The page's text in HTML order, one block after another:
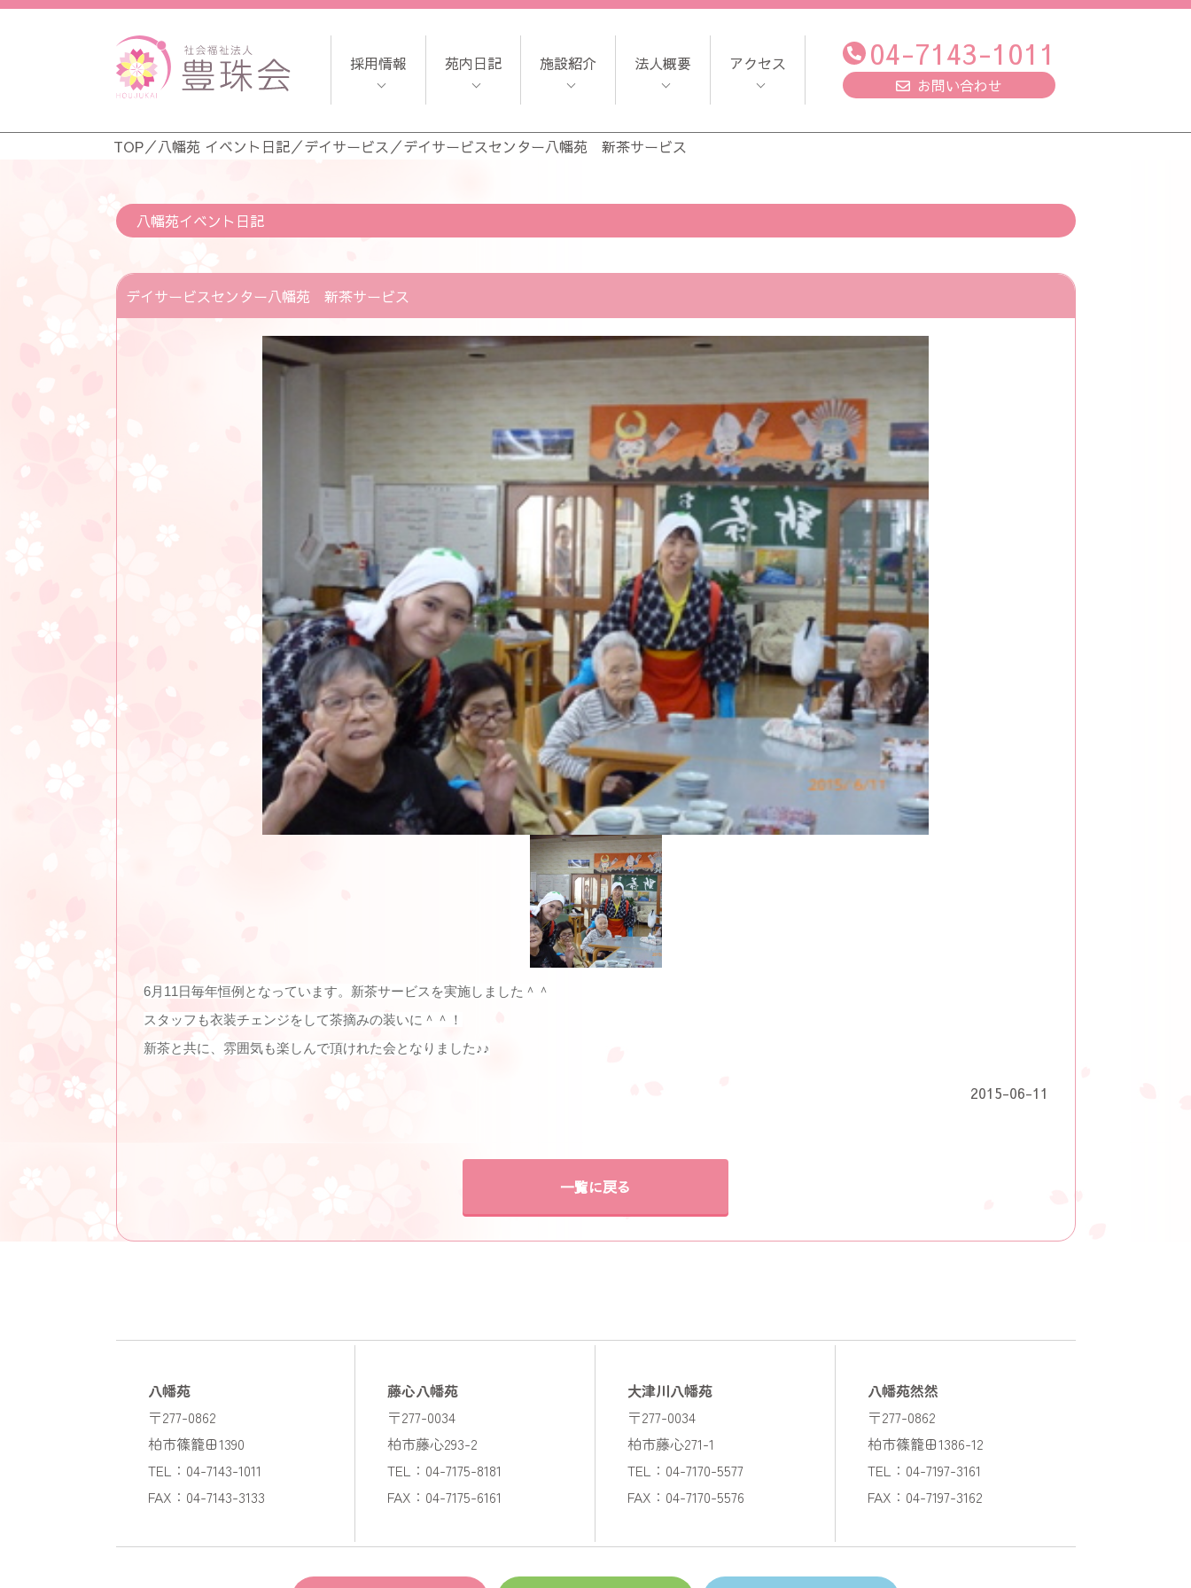
採用情報 苑内日記 施設紹介 法人概要 アクセス 04-7143-1011
お問い合わせ
TOP／八幡苑 イベント日記／デイサービス ／デイサービスセンター八幡苑 新茶サービス
八幡苑イベント日記
デイサービスセンター八幡苑 新茶サービス
6月11日毎年恒例となっています。新茶サービスを実施しました＾＾
スタッフも衣装チェンジをして茶摘みの装いに＾＾！
新茶と共に、雰囲気も楽しんで頂けれた会となりました♪♪
2015-06-11
一覧に戻る
八幡苑
〒277-0862
柏市篠籠田1390
TEL：04-7143-1011
FAX：04-7143-3133
藤心八幡苑
〒277-0034
柏市藤心293-2
TEL：04-7175-8181
FAX：04-7175-6161
大津川八幡苑
〒277-0034
柏市藤心271-1
TEL：04-7170-5577
FAX：04-7170-5576
八幡苑然然
〒277-0862
柏市篠籠田1386-12
TEL：04-7197-3161
FAX：04-7197-3162